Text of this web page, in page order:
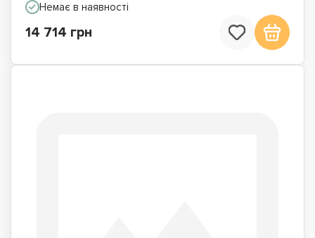
Немає в наявності
14 714 грн